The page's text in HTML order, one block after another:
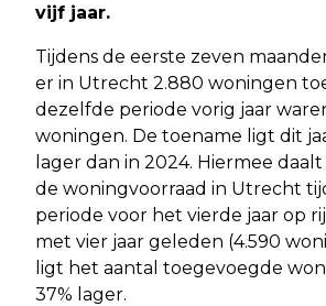
vijf jaar.
Tijdens de eerste zeven
er in Utrecht 2.880 woningen
dezelfde periode vorig jaar
woningen. De toename ligt dit
lager dan in 2024. Hiermee
de woningvoorraad in Utrecht
periode voor het vierde jaar op
met vier jaar geleden (4.590
ligt het aantal toegevoegde
37% lager.